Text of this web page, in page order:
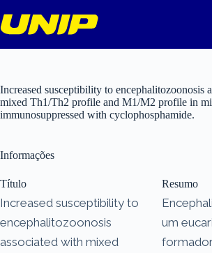
para
o
Increased susceptibility to encephalitozoonosis
mixed Th1/Th2 profile and M1/M2 profile in
immunosuppressed with cyclophosphamide.
Informações
Título
Increased susceptibility to
encephalitozoonosis
associated with mixed
Resumo
um